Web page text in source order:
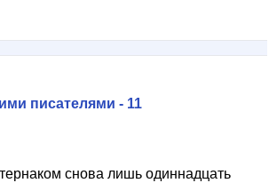
писателями - 11
снова лишь одиннадцать